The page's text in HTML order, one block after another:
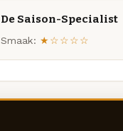
De Saison-Specialist
Smaak: ★☆☆☆☆